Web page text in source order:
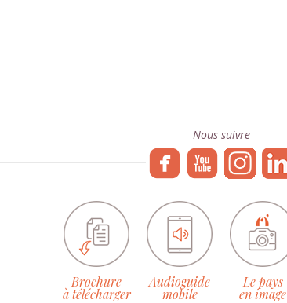
Nous suivre
Brochure
à télécharger
Audioguide
mobile
Le pays
en image